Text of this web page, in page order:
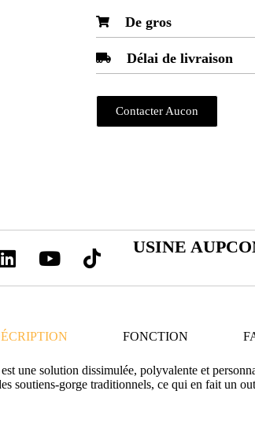
De gros
Délai de livraison
Contacter Aucon
USINE
FONCTION
une solution dissimulée, polyvalente et
soutiens-gorge traditionnels, ce qui en fait un